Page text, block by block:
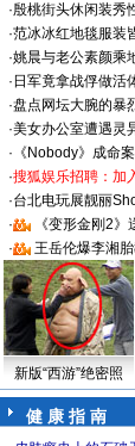
·殷桃街头休闲装秀
·范冰冰红地毯服装
·姚晨与老公素颜乘
· 日军竟拿战俘做活
·盘点网坛大腕的暴
·美女办公室遭遇灵
· 《Nobody》成命
·搜狐娱乐招聘：加
·台北电玩展靓丽
·
《变形金刚2》
·
王岳伦爆李湘
新版“西游”绝密照
健 康 指 南